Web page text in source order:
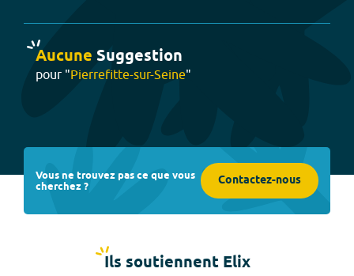
Aucune Suggestion
pour "Pierrefitte-sur-Seine"
Vous ne trouvez pas ce que vous
cherchez ? Contactez-nous
Ils soutiennent Elix